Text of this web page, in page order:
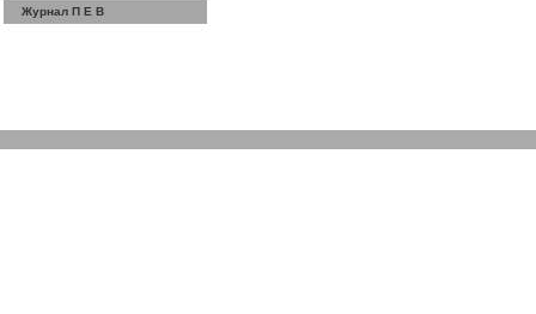
Журнал П Е В